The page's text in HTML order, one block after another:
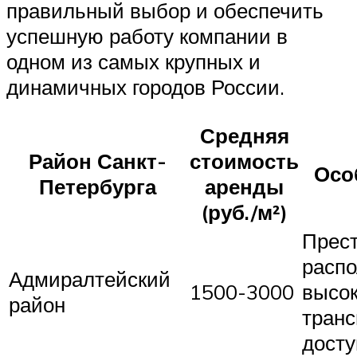
правильный выбор и обеспечить
успешную работу компании в
одном из самых крупных и
динамичных городов России.
Район Санкт-
Петербурга
Средняя
стоимость
аренды
(руб./м²)
Адмиралтейский
район
1500-3000